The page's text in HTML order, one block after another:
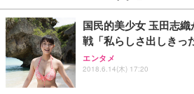
￥27,999
Sezlife オフィスチェア デ
ワーク チェア 強化バック
能 人間工学 椅子 腰サポー
￥109,572
【純正品】27"ゲーミング
フック付き（CFI-ZDM1J）
￥3,234
ネオ・ルーライフ ネオ・
り 単品
国民的美少女 玉田志
戦「私らしさ出しきっ
エンタメ
2018.6.14(木) 17:20